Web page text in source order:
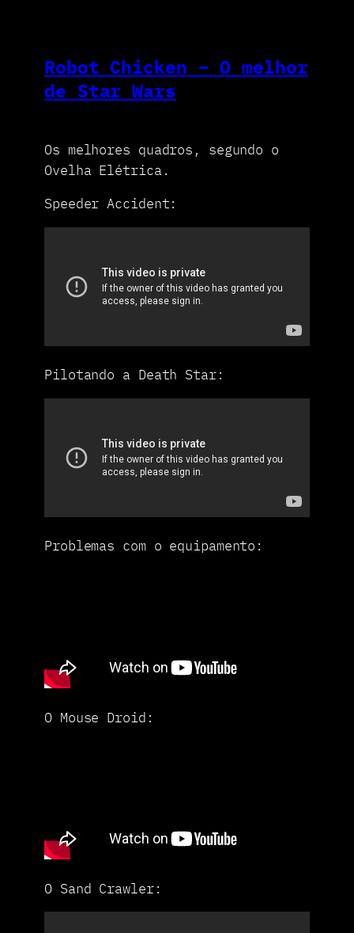
Robot Chicken – O melhor
de Star Wars
Os melhores quadros, segundo o
Ovelha Elétrica.
Speeder Accident:
Pilotando a Death Star:
Problemas com o equipamento:
O Mouse Droid:
O Sand Crawler: